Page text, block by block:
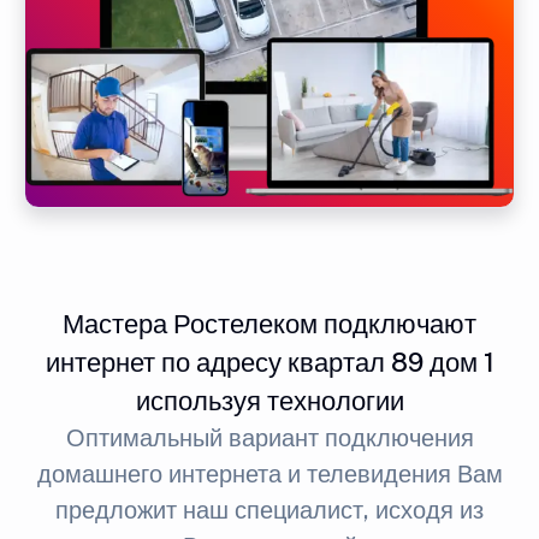
Мастера Ростелеком подключают
интернет по адресу квартал 89 дом 1
используя технологии
Оптимальный вариант подключения
домашнего интернета и телевидения Вам
предложит наш специалист, исходя из